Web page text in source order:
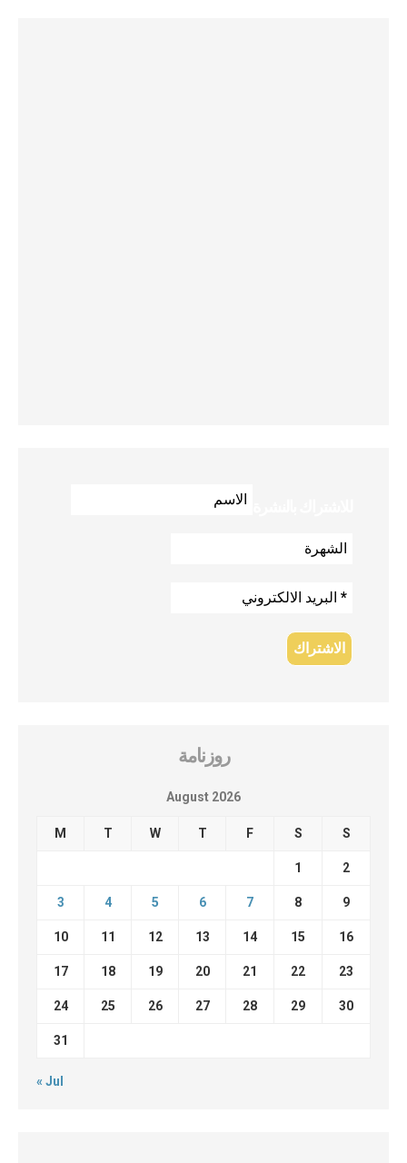
روزنامة
August 2026
M T W T F S S
1 2
3 4 5 6 7 8 9
10 11 12 13 14 15 16
17 18 19 20 21 22 23
24 25 26 27 28 29 30
31
« Jul